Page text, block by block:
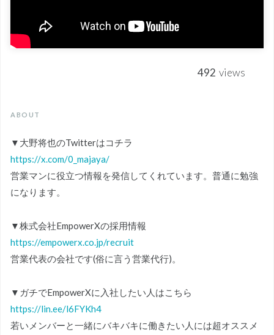
492 views
ABOUT
▼大野将也のTwitterはコチラ
https://x.com/0_majaya/
営業マンに役立つ情報を発信してくれています。普通に勉強
になります。
▼株式会社EmpowerXの採用情報
https://empowerx.co.jp/recruit
営業代表の会社です(俗に言う営業代行)。
▼ガチでEmpowerXに入社したい人はこちら
https://lin.ee/l6FYKh4
若いメンバーと一緒にバキバキに働きたい人には超オススメ